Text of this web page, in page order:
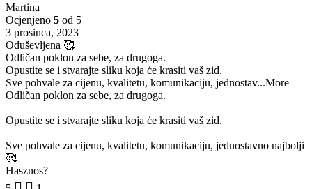
Martina
Ocjenjeno 5 od 5
3 prosinca, 2023
Oduševljena 🥰
Odličan poklon za sebe, za drugoga.
Opustite se i stvarajte sliku koja će krasiti vaš zid.
Sve pohvale za cijenu, kvalitetu, komunikaciju, jednostav...More
Odličan poklon za sebe, za drugoga.
Opustite se i stvarajte sliku koja će krasiti vaš zid.
Sve pohvale za cijenu, kvalitetu, komunikaciju, jednostavno najbolji
🥰
Hasznos?